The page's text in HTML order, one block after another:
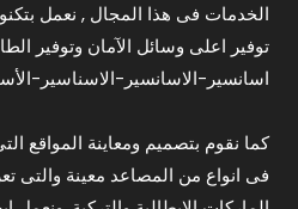
الخدمات فى هذا المجال , نعمل
توفير اعلى وسائل الآمان وتوفير
اسانسير-الاسانسير-الاسناسير-
كما نقوم بتصميم ومعاينة المواقع
فى انواع من المصاعد معينة والتى